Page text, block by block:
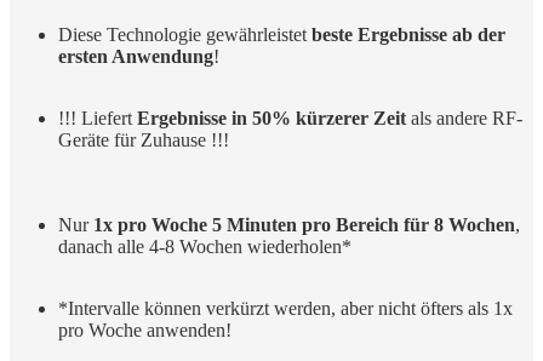
Diese Technologie gewährleistet beste Ergebnisse ab der
ersten Anwendung!
!!! Liefert Ergebnisse in 50% kürzerer Zeit als andere RF-
Geräte für Zuhause !!!
Nur 1x pro Woche 5 Minuten pro Bereich für 8 Wochen,
danach alle 4-8 Wochen wiederholen*
*Intervalle können verkürzt werden, aber nicht öfters als 1x
pro Woche anwenden!